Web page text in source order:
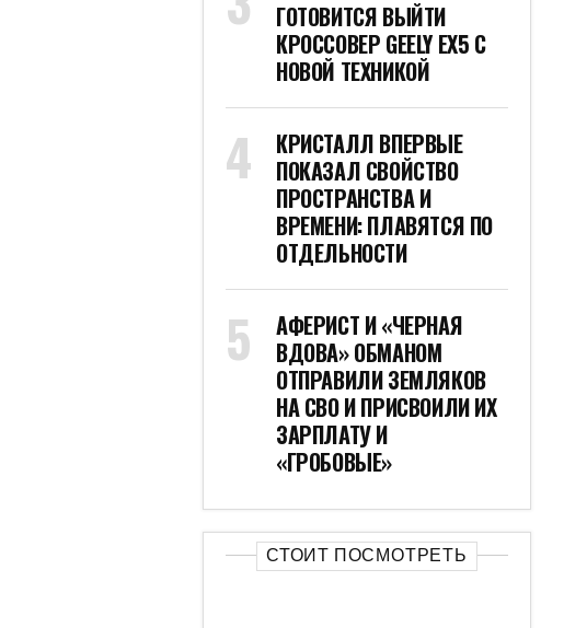
ГОТОВИТСЯ ВЫЙТИ
КРОССОВЕР GEELY EX5 С
НОВОЙ ТЕХНИКОЙ
КРИСТАЛЛ ВПЕРВЫЕ
ПОКАЗАЛ СВОЙСТВО
ПРОСТРАНСТВА И
ВРЕМЕНИ: ПЛАВЯТСЯ ПО
ОТДЕЛЬНОСТИ
АФЕРИСТ И «ЧЕРНАЯ
ВДОВА» ОБМАНОМ
ОТПРАВИЛИ ЗЕМЛЯКОВ
НА СВО И ПРИСВОИЛИ ИХ
ЗАРПЛАТУ И
«ГРОБОВЫЕ»
СТОИТ ПОСМОТРЕТЬ